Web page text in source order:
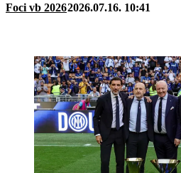
Foci vb 20262026.07.16. 10:41